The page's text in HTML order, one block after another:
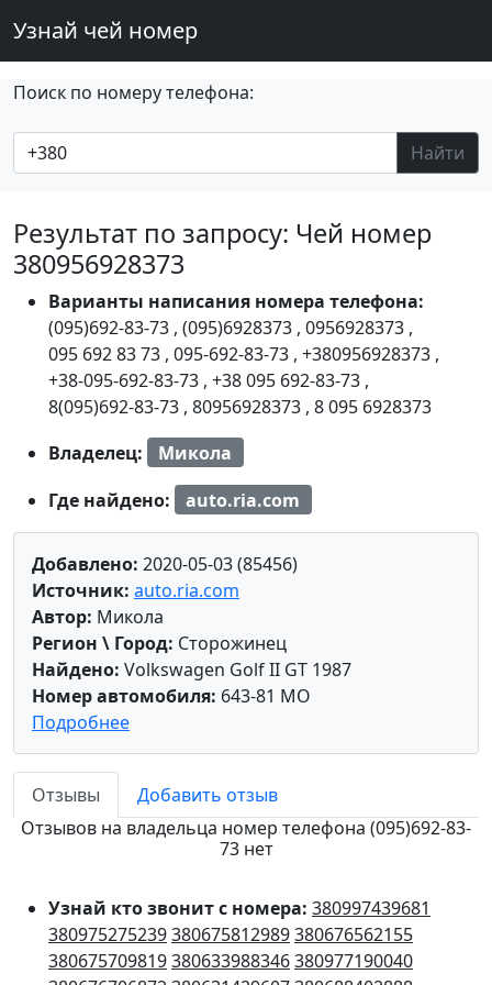
Узнай чей номер
Поиск по номеру телефона:
Найти
Результат по запросу: Чей номер
380956928373
Варианты написания номера телефона:
(095)692-83-73 , (095)6928373 , 0956928373 ,
095 692 83 73 , 095-692-83-73 , +380956928373 ,
+38-095-692-83-73 , +38 095 692-83-73 ,
8(095)692-83-73 , 80956928373 , 8 095 6928373
Владелец:
Микола
Где найдено:
auto.ria.com
Добавлено: 2020-05-03 (85456)
Источник: auto.ria.com
Автор: Микола
Регион \ Город: Сторожинец
Найдено: Volkswagen Golf II GT 1987
Номер автомобиля: 643-81 MO
Подробнее
Отзывы
Добавить отзыв
Отзывов на владельца номер телефона (095)692-83-
73 нет
Узнай кто звонит с номера: 380997439681
380975275239380675812989380676562155
380675709819380633988346380977190040